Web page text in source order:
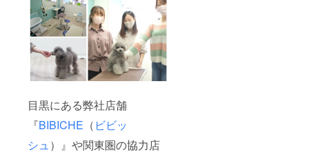
目黒にある弊社店舗
『BIBICHE （ ビビッ
シュ）』や関東圏の協力店